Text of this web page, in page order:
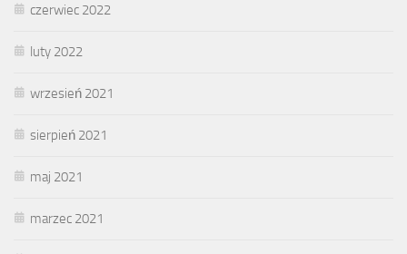
czerwiec 2022
luty 2022
wrzesień 2021
sierpień 2021
maj 2021
marzec 2021